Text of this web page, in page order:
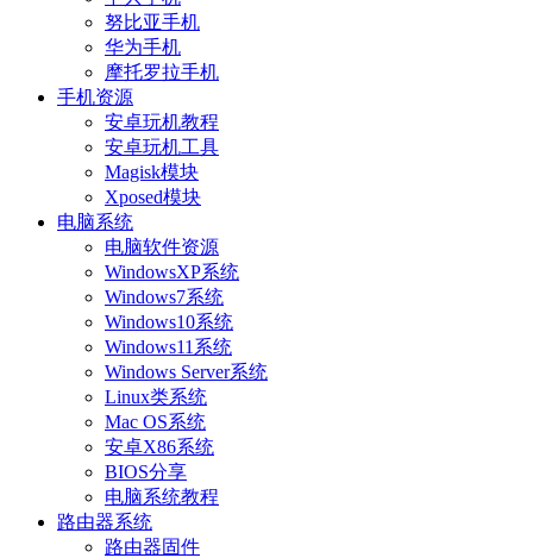
努比亚手机
华为手机
摩托罗拉手机
手机资源
安卓玩机教程
安卓玩机工具
Magisk模块
Xposed模块
电脑系统
电脑软件资源
WindowsXP系统
Windows7系统
Windows10系统
Windows11系统
Windows Server系统
Linux类系统
Mac OS系统
安卓X86系统
BIOS分享
电脑系统教程
路由器系统
路由器固件